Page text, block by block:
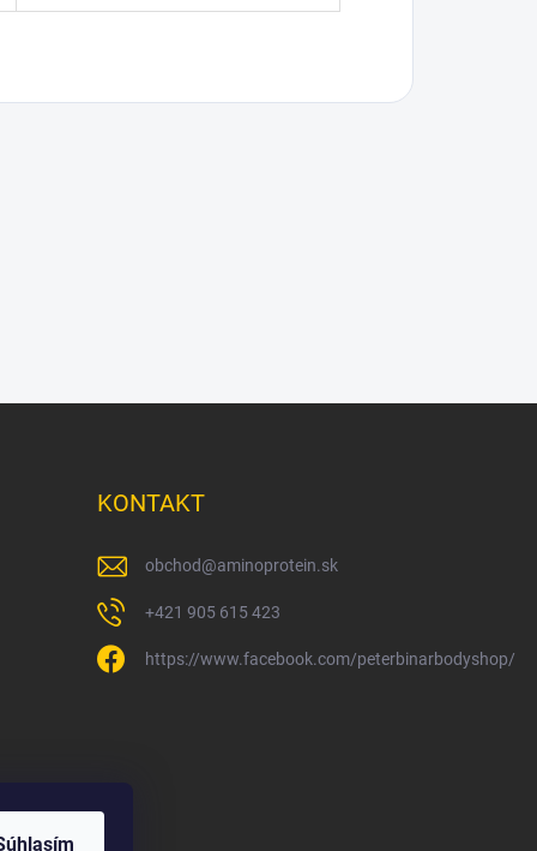
KONTAKT
obchod@aminoprotein.sk
+421 905 615 423
https://www.facebook.com/peterbinarbodyshop/